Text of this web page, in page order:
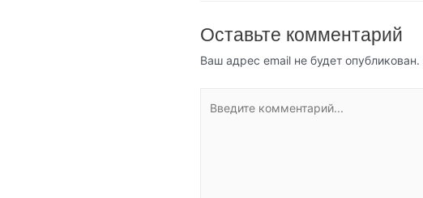
Оставьте комментарий
Ваш адрес email не будет опубликован.
комментарий...